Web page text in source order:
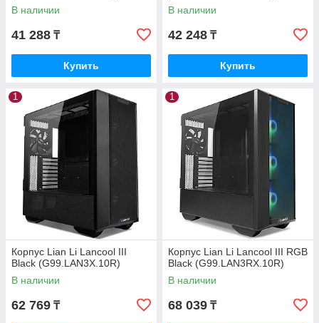
В наличии
41 288 ₸
Купить
В наличии
42 248 ₸
Купить
1
Корпус Lian Li Lancool III
Black (G99.LAN3X.10R)
В наличии
62 769 ₸
1
Корпус Lian Li Lancool III RGB
Black (G99.LAN3RX.10R)
В наличии
68 039 ₸